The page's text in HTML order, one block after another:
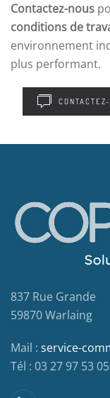
Contactez-nous
conditions de
environnement
plus performant.
837 Rue Grande
59870 Warlaing
Mail : service-
Tél : 03 27 97 53 05